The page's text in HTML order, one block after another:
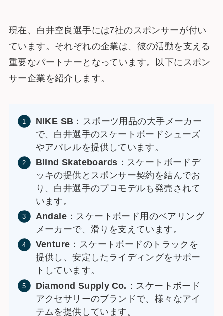
現在、白井空良選手には7社のスポンサーが付い
ています​​。それぞれの企業は、彼の活動を支える
重要なパートナーとなっています。以下にスポン
サー企業を紹介します。
NIKE SB ：スポーツ用品の大手メーカー
で、白井選手のスケートボードシューズ
やアパレルを提供しています。
Blind Skateboards ：スケートボードデ
ッキの提供とスポンサー契約を結んでお
り、白井選手のプロモデルも発売されて
います。
Andale ：スケートボード用のベアリング
メーカーで、滑りを支えています。
Venture ：スケートボードのトラックを
提供し、安定したライディングをサポー
トしています。
Diamond Supply Co. ：スケートボード
アクセサリーのブランドで、様々なアイ
テムを提供しています。